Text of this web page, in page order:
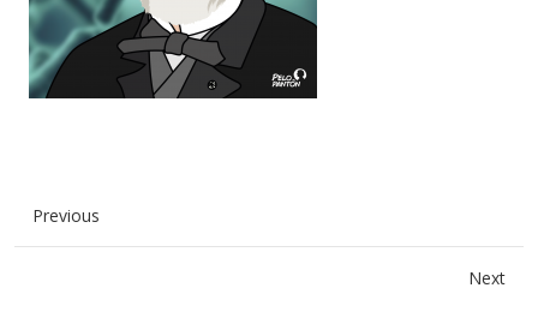
Previous
Next